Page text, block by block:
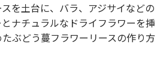
を土台に、バラ、アジサイなどの
ナチュラルなドライフラワーを挿
ぶどう蔓フラワーリースの作り方